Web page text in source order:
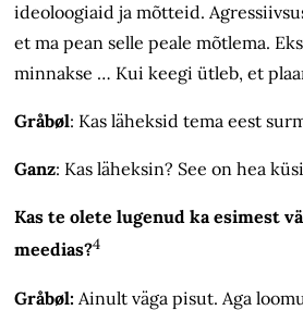
ideoloogiaid ja mõtteid.
et ma pean selle peale mõtlema.
minnakse … Kui keegi ütleb, et
Gråbøl: Kas läheksid tema eest
Ganz: Kas läheksin? See on hea
Kas te olete lugenud ka esimest
meedias?4
Gråbøl: Ainult väga pisut. Aga